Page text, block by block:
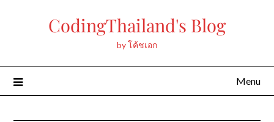
CodingThailand's Blog
by โค้ชเอก
Menu